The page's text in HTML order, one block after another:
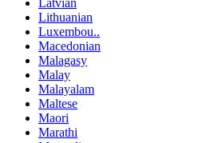
Latvian
Lithuanian
Luxembou..
Macedonian
Malagasy
Malay
Malayalam
Maltese
Maori
Marathi